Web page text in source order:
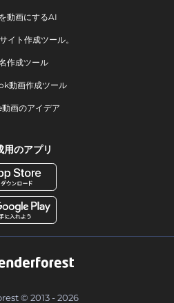
動画にするAI
イト作成ツール。
作成ツール
動画作成ツール
画のアイデア
用のアプリ
© 2013 - 2026